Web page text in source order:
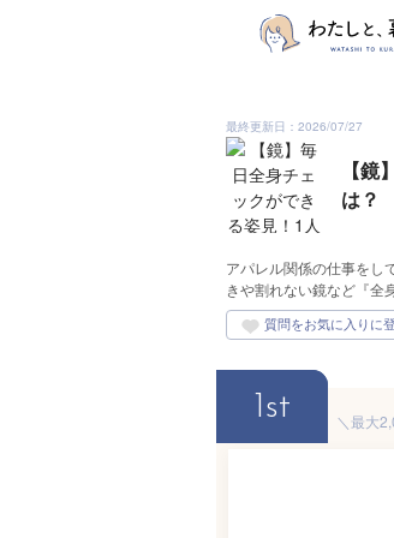
最終更新日：2026/07/27
【
は？
アパレル関係の仕事をし
きや割れない鏡など『全
1st